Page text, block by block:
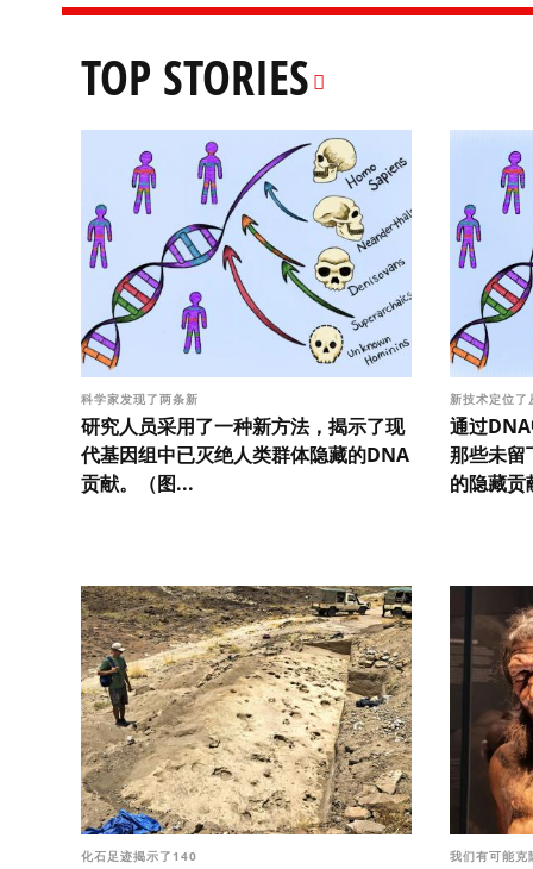
TOP STORIES
科学家发现了两条新
研究人员采用了一种新方法，揭示了现
代基因组中已灭绝人类群体隐藏的DNA
贡献。（图...
新技术定位
通过
那些未留
的隐藏贡
化石足迹揭示了140 我们有可能